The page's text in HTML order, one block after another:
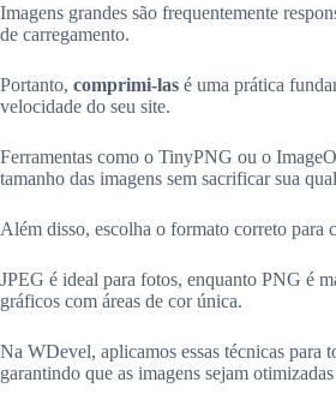
Imagens grandes são frequentemente
de carregamento.
Portanto, comprimi-las é uma prática
velocidade do seu site.
Ferramentas como o TinyPNG ou o
tamanho das imagens sem sacrificar sua
Além disso, escolha o formato correto para
JPEG é ideal para fotos, enquanto PNG é
gráficos com áreas de cor única.
Na WDevel, aplicamos essas técnicas para
garantindo que as imagens sejam